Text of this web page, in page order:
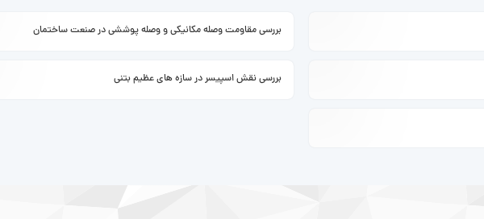
ادامه ...
بررسی مقاومت وصله مکانیکی و وصله پوششی در صنعت ساختمان
ادامه ...
بررسی نقش اسپیسر در سازه های عظیم بتنی